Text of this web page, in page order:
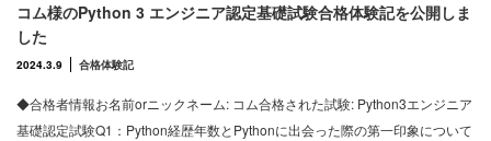
コム様のPython 3 エンジニア認定基礎試験合格体験記を公開しま
した
2024.3.9 合格体験記
◆合格者情報お名前orニックネーム: コム合格された試験: Python3エンジニア
基礎認定試験Q1：Python経歴年数とPythonに出会った際の第一印象について